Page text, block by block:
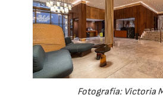
Fotografía: Victoria